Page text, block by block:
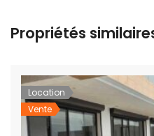
Propriétés
Location
Vente